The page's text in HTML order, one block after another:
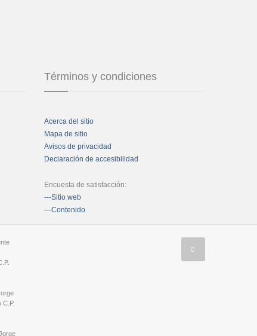
Términos y condiciones
Acerca del sitio
Mapa de sitio
Avisos de privacidad
Declaración de accesibilidad
Encuesta de satisfacción:
---Sitio web
---Contenido
C.P.